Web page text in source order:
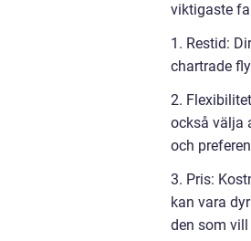
viktigaste
1. Restid:
chartrade
2.
också välja
och
3. Pris:
kan vara
den som